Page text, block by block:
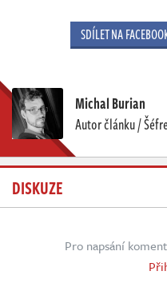
SDÍLET NA
Michal Burian
Autor článku /
DISKUZE
Pro napsání